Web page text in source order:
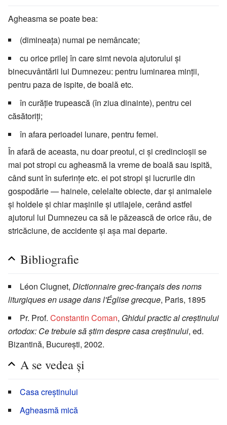
Agheasma se poate bea:
(dimineața) numai pe nemâncate;
cu orice prilej în care simt nevoia ajutorului și
binecuvântării lui Dumnezeu: pentru luminarea minții,
pentru paza de ispite, de boală etc.
în curăție trupească (în ziua dinainte), pentru cei
căsătoriți;
în afara perioadei lunare, pentru femei.
În afară de aceasta, nu doar preotul, ci și credincioșii se
mai pot stropi cu agheasmă la vreme de boală sau ispită,
când sunt în suferințe etc. ei pot stropi și lucrurile din
gospodărie — hainele, celelalte obiecte, dar și animalele
și holdele și chiar mașinile și utilajele, cerând astfel
ajutorul lui Dumnezeu ca să le păzească de orice rău, de
stricăciune, de accidente și așa mai departe.
Bibliografie
Léon Clugnet, Dictionnaire grec-français des noms
liturgiques en usage dans l'Église grecque, Paris, 1895
Pr. Prof. Constantin Coman, Ghidul practic al creștinului
ortodox: Ce trebuie să știm despre casa creștinului, ed.
Bizantină, București, 2002.
A se vedea și
Casa creștinului
Agheasmă mică